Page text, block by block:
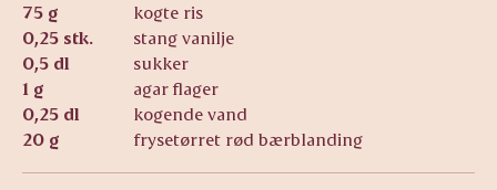
75 g
kogte ris
0,25 stk.
stang vanilje
0,5 dl
sukker
1 g
agar flager
0,25 dl
kogende vand
20 g
frysetørret rød bærblanding